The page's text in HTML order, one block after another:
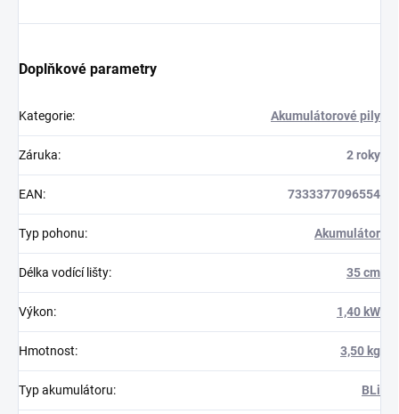
Doplňkové parametry
Kategorie: Akumulátorové pily
Záruka: 2 roky
EAN: 7333377096554
Typ pohonu: Akumulátor
Délka vodící lišty: 35 cm
Výkon: 1,40 kW
Hmotnost: 3,50 kg
Typ akumulátoru: BLi